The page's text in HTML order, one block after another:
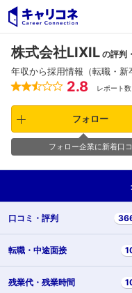
株式会社LIXIL の評判
年収から採用情報（転職・新
2.8 レポート数
フォロー
フォロー企業に新着口
口コミ・ 評判
転職・ 中途面接
残業代・ 残業時間